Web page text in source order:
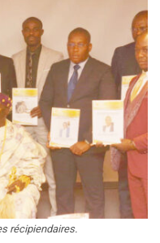
récipiendaires.